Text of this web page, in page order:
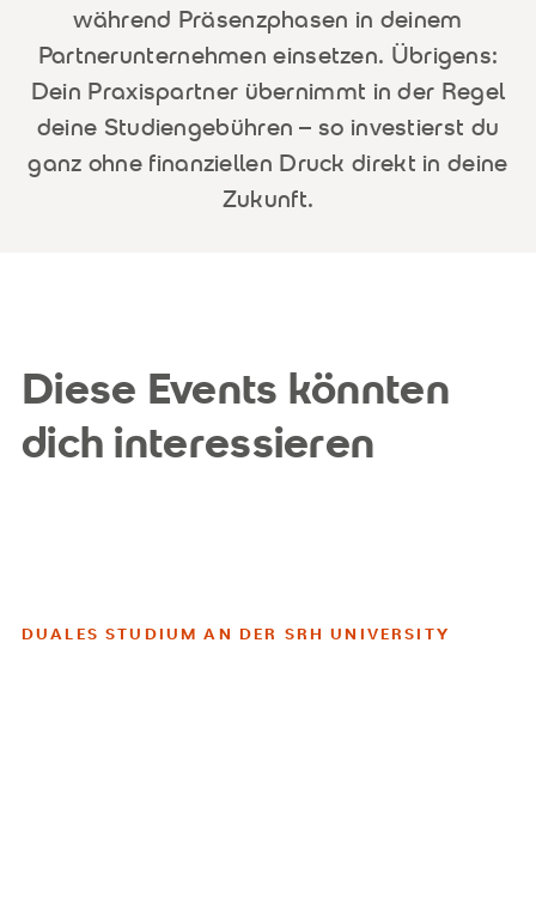
während Präsenzphasen in deinem
Partnerunternehmen einsetzen. Übrigens:
Dein Praxispartner übernimmt in der Regel
deine Studiengebühren – so investierst du
ganz ohne finanziellen Druck direkt in deine
Zukunft.
Diese Events könnten
dich interessieren
DUALES STUDIUM AN DER SRH UNIVERSITY